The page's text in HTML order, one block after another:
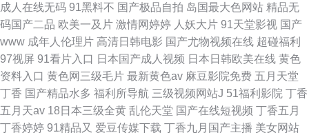
成人在线无码 91黑料不 国产极品自拍 岛国最大色网站 精品无
码国产二品 欧美一及片 激情网婷婷 人妖大片 91天堂影视 国产
www 成年人伦理片 高清日韩电影 国产尤物视频在线 超碰福利
97视屏 91看片入口 日本国产成人视频 日本日韩欧美在线 黄色
资料入口 黄色网三级毛片 最新黄色av 麻豆影院免费 五月天堂
丁香 国产精品水多 福利所导航 三级视频网站J 51福利影院 丁香
五月天av 18日本三级全黄 乱伦天堂 国产在线短视频 丁香五月
丁香婷婷 91精品又 爱豆传媒下载 丁香九月国产主播 美女网站